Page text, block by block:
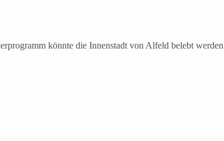
könnte die Innenstadt von Alfeld belebt werden